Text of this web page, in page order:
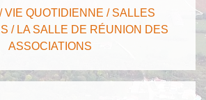
VIE QUOTIDIENNE /SALLES
/ LA SALLE DE RÉUNION DES
ASSOCIATIONS